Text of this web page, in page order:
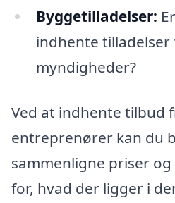
Byggetilladelser:
indhente tilladelser
myndigheder?
Ved at indhente tilbud
entreprenører kan du
sammenligne priser
for, hvad der ligger i